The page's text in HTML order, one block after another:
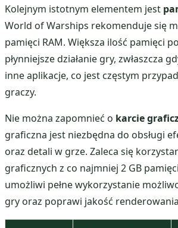
Kolejnym istotnym elementem jest
World of Warships rekomenduje się
pamięci RAM. Większa ilość pamięci
płynniejsze działanie gry, zwłaszcza
inne aplikacje, co jest częstym
graczy.
Nie można zapomnieć o karcie
graficzna jest niezbędna do obsługi
oraz detali w grze. Zaleca się
graficznych z co najmniej 2 GB
umożliwi pełne wykorzystanie
gry oraz poprawi jakość